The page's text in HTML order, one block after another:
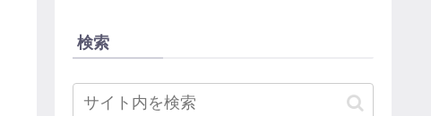
検索